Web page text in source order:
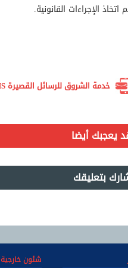
اتخاذ الإجراءات القانونية.
خدمة الشروق للرسائل القصيرة SMS.. اشترك الآن لتصلك أهم الأخبار لحظة بلحظة
يعجبك أيضا
بتعليقك
شئون خارجية